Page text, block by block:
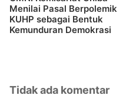
Menilai Pasal Berpolemik
KUHP sebagai Bentuk
Kemunduran Demokrasi
Tidak ada komentar